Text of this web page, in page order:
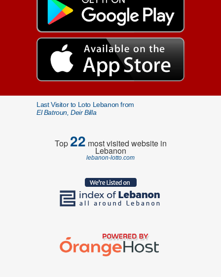
Last Visitor to Loto Lebanon from
El Batroun, Deir Billa
Top22 most visited website in
Lebanon
lebanon-lotto.com